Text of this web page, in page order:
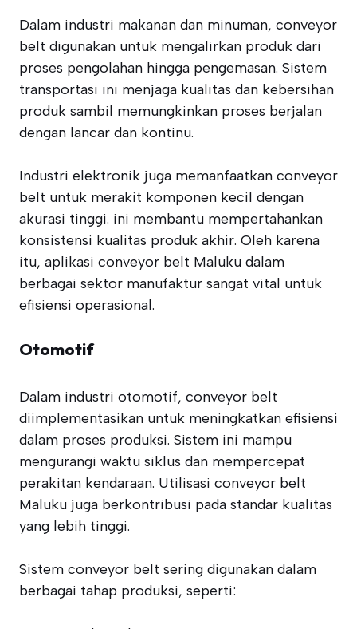
Dalam industri makanan dan minuman, conveyor
belt digunakan untuk mengalirkan produk dari
proses pengolahan hingga pengemasan. Sistem
transportasi ini menjaga kualitas dan kebersihan
produk sambil memungkinkan proses berjalan
dengan lancar dan kontinu.
Industri elektronik juga memanfaatkan conveyor
belt untuk merakit komponen kecil dengan
akurasi tinggi. ini membantu mempertahankan
konsistensi kualitas produk akhir. Oleh karena
itu, aplikasi conveyor belt Maluku dalam
berbagai sektor manufaktur sangat vital untuk
efisiensi operasional.
Otomotif
Dalam industri otomotif, conveyor belt
diimplementasikan untuk meningkatkan efisiensi
dalam proses produksi. Sistem ini mampu
mengurangi waktu siklus dan mempercepat
perakitan kendaraan. Utilisasi conveyor belt
Maluku juga berkontribusi pada standar kualitas
yang lebih tinggi.
Sistem conveyor belt sering digunakan dalam
berbagai tahap produksi, seperti: